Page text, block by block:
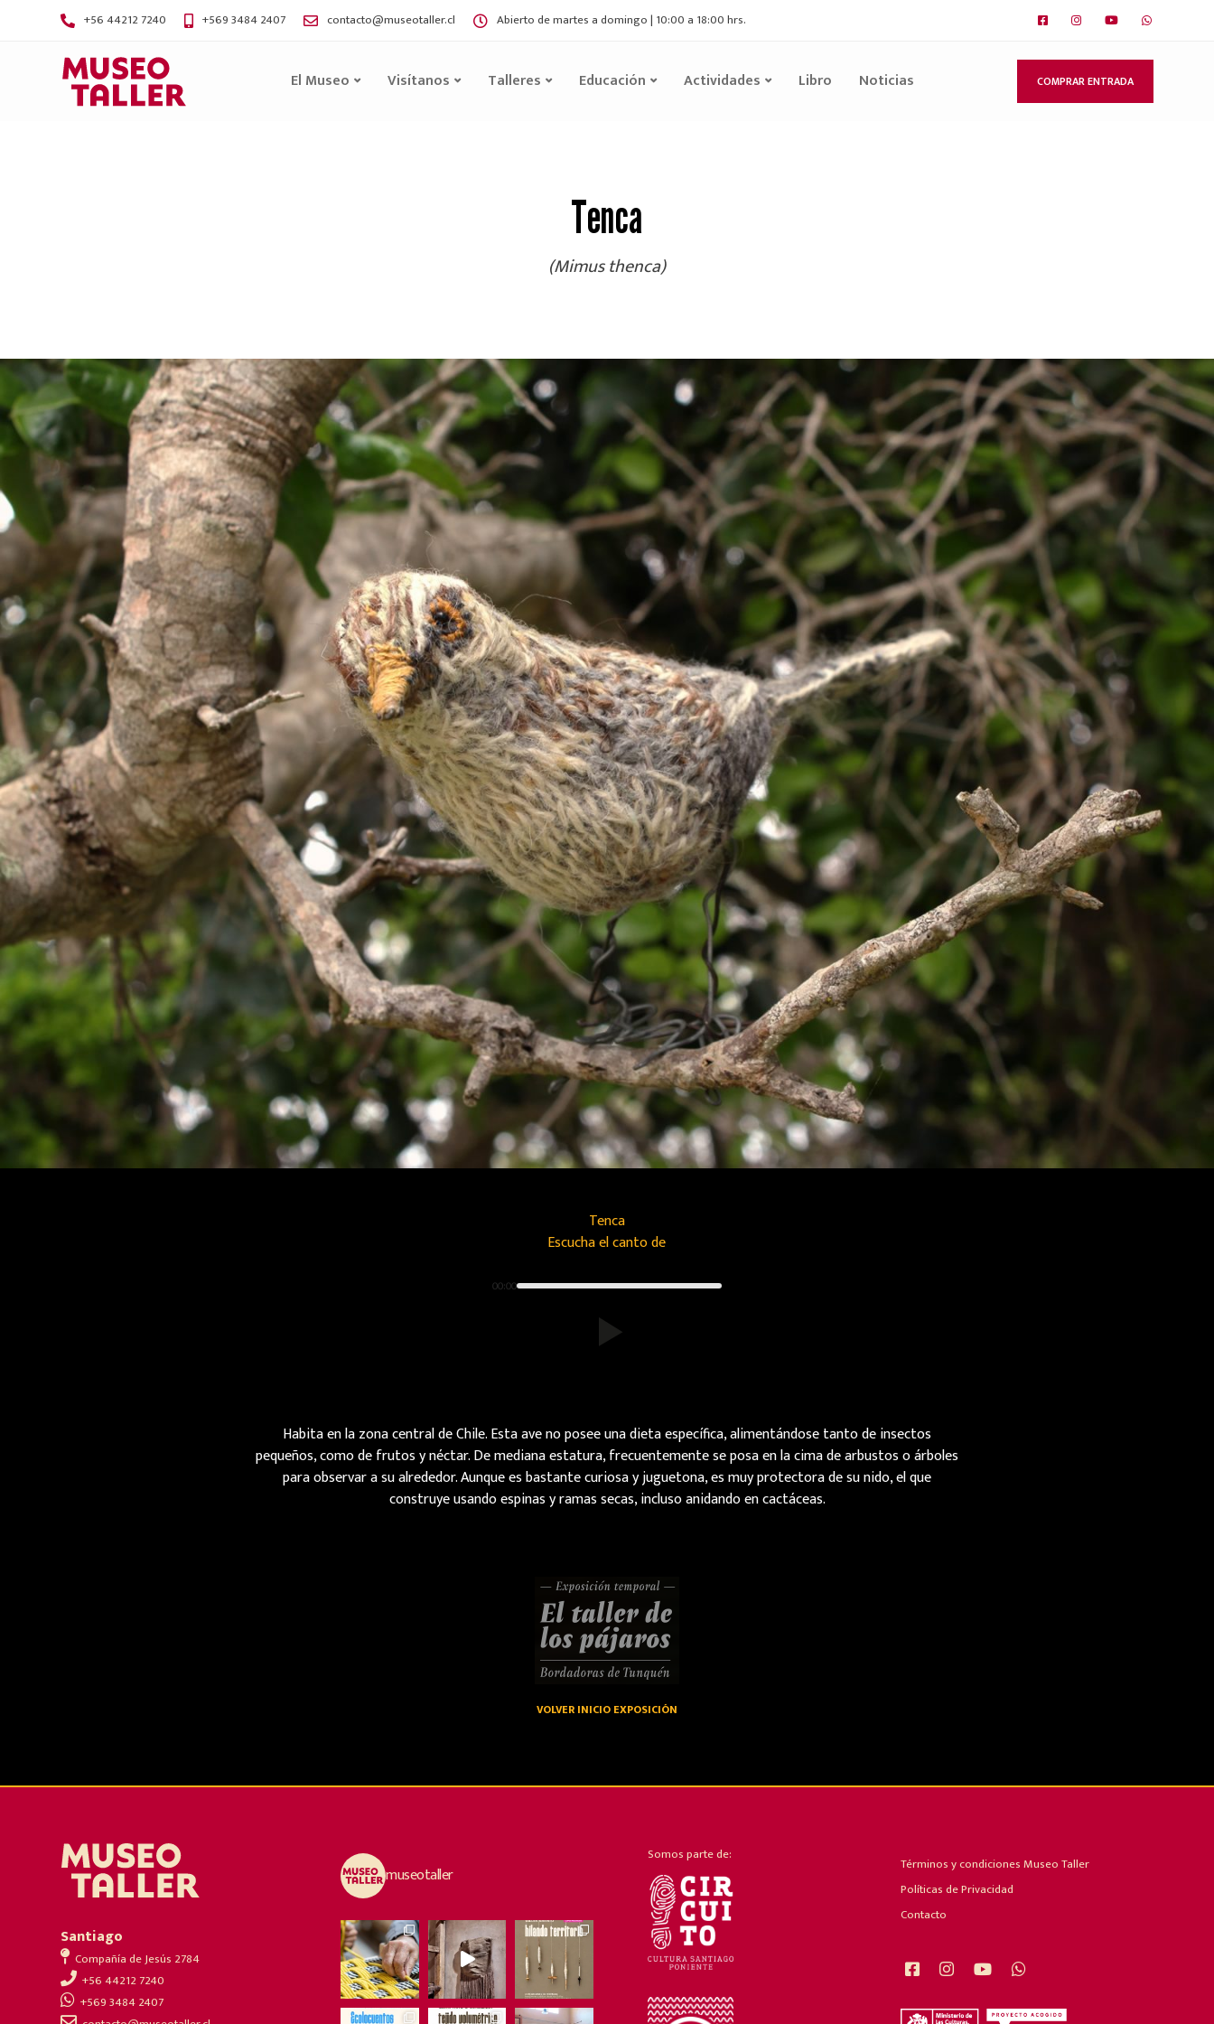
+56 44212 7240 +569 3484 2407 contacto@museotaller.cl Abierto de martes a domingo | 10:00 a 18:00 hrs.
El Museo Visítanos Talleres Educación Actividades Libro Noticias COMPRAR ENTRADA
Tenca
(Mimus thenca)
Tenca
Escucha el canto de
00:00
Habita en la zona central de Chile. Esta ave no posee una dieta específica, alimentándose tanto de insectos
pequeños, como de frutos y néctar. De mediana estatura, frecuentemente se posa en la cima de arbustos o árboles
para observar a su alrededor. Aunque es bastante curiosa y juguetona, es muy protectora de su nido, el que
construye usando espinas y ramas secas, incluso anidando en cactáceas.
VOLVER INICIO EXPOSICIÓN
Santiago
Compañía de Jesús 2784
+56 44212 7240
+569 3484 2407
museotaller
Somos parte de:
Términos y condiciones Museo Taller
Políticas de Privacidad
Contacto